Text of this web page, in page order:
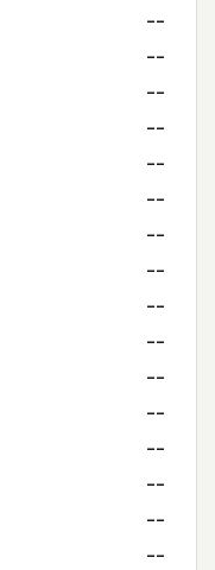
--
--
--
--
--
--
--
--
--
--
--
--
--
--
--
--